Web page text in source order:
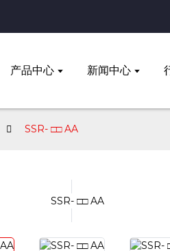
产品中心 新闻中心
SSR- □□ AA